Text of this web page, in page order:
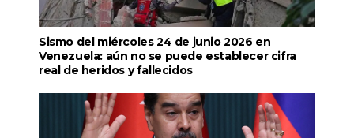
Sismo del miércoles 24 de junio 2026 en
Venezuela: aún no se puede establecer cifra
real de heridos y fallecidos